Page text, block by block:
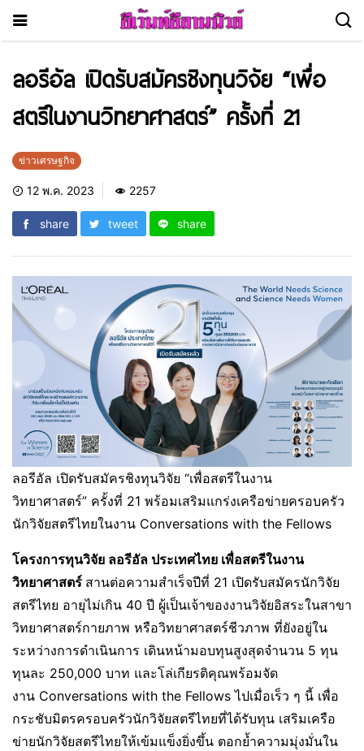
ลอรีอัล เปิดรับสมัครชิงทุนวิจัย “เพื่อ
สตรีในงานวิทยาศาสตร์” ครั้งที่ 21
ข่าวเศรษฐกิจ
12 พ.ค. 2023 2257
share tweet share
ลอรีอัล เปิดรับสมัครชิงทุนวิจัย “เพื่อสตรีในงาน
วิทยาศาสตร์” ครั้งที่ 21 พร้อมเสริมแกร่งเครือข่ายครอบครัว
นักวิจัยสตรีไทยในงาน Conversations with the Fellows
โครงการทุนวิจัย ลอรีอัล ประเทศไทย เพื่อสตรีในงาน
วิทยาศาสตร์ สานต่อความสำเร็จปีที่ 21 เปิดรับสมัครนักวิจัย
สตรีไทย อายุไม่เกิน 40 ปี ผู้เป็นเจ้าของงานวิจัยอิสระในสาขา
วิทยาศาสตร์กายภาพ หรือวิทยาศาสตร์ชีวภาพ ที่ยังอยู่ใน
ระหว่างการดำเนินการ เดินหน้ามอบทุนสูงสุดจำนวน 5 ทุน
ทุนละ 250,000 บาท และโล่เกียรติคุณพร้อมจัด
งาน Conversations with the Fellows ไปเมื่อเร็ว ๆ นี้ เพื่อ
กระชับมิตรครอบครัวนักวิจัยสตรีไทยที่ได้รับทุน เสริมเครือ
ข่ายนักวิจัยสตรีไทยให้เข้มแข็งยิ่งขึ้น ตอกย้ำความมุ่งมั่นใน